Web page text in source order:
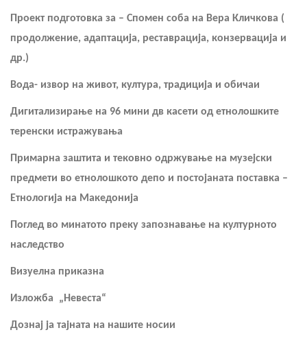
Проект подготовка за – Спомен соба на Вера Кличкова (
продолжение, адаптација, реставрација, конзервација и
др.)
Вода- извор на живот, култура, традиција и обичаи
Дигитализирање на 96 мини дв касети од етнолошките
теренски истражувања
Примарна заштита и тековно одржување на музејски
предмети во етнолошкото депо и постојаната поставка –
Етнологија на Македонија
Поглед во минатото преку запознавање на културното
наследство
Визуелна приказна
Изложба „Невеста“
Дознај ја тајната на нашите носии